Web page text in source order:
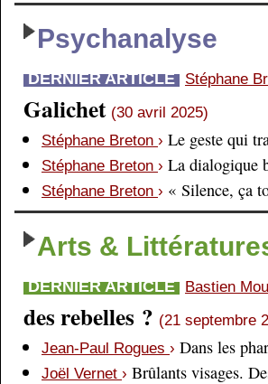
Psychanalyse
DERNIER ARTICLE Stéphane
Galichet (30 avril 2025)
Stéphane Breton › Le geste qui
Stéphane Breton › La dialogique
Stéphane Breton › « Silence, ça
Arts &
DERNIER ARTICLE Bastien
des rebelles ? (21 septembre
Jean-Paul Rogues › Dans les
Joël Vernet › Brûlants visages.